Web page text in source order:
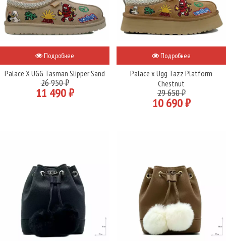
Подробнее
Palace X UGG Tasman Slipper Sand
26 950 ₽
11 490 ₽
Подробнее
Palace x Ugg Tazz Platform
Chestnut
29 650 ₽
10 690 ₽